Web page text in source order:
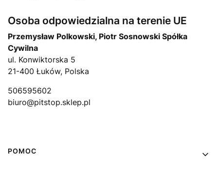
Osoba odpowiedzialna na terenie UE
Przemysław Polkowski, Piotr Sosnowski Spółka
Cywilna
ul. Konwiktorska 5
21-400 Łuków, Polska
506595602
biuro@pitstop.sklep.pl
Linki w stopce
POMOC